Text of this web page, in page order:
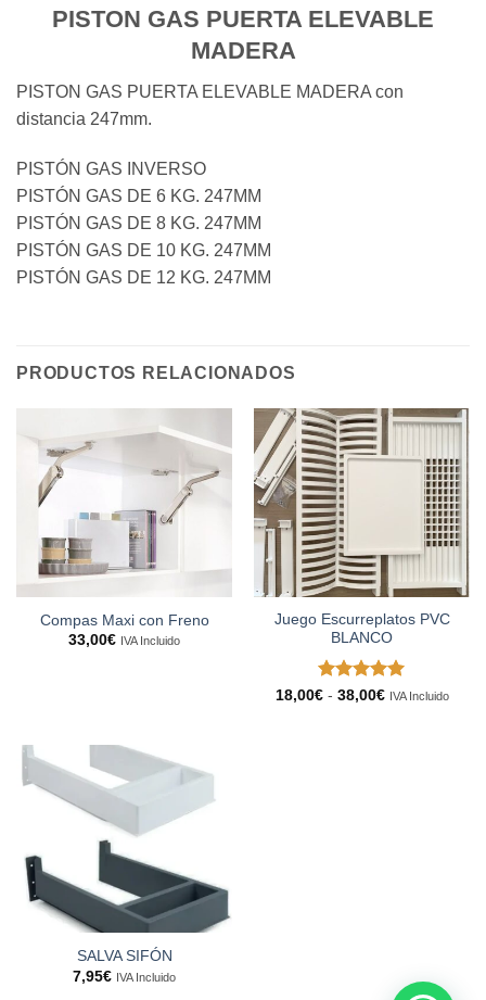
PISTON GAS PUERTA ELEVABLE
MADERA
PISTON GAS PUERTA ELEVABLE MADERA con
distancia 247mm.
PISTÓN GAS INVERSO
PISTÓN GAS DE 6 KG. 247MM
PISTÓN GAS DE 8 KG. 247MM
PISTÓN GAS DE 10 KG. 247MM
PISTÓN GAS DE 12 KG. 247MM
PRODUCTOS RELACIONADOS
Compas Maxi con Freno
33,00€ IVA Incluido
Juego Escurreplatos PVC
BLANCO
Valorado
18,00€ - 38,00€Rango
IVA Incluido
SALVA SIFÓN
7,95€ IVA Incluido